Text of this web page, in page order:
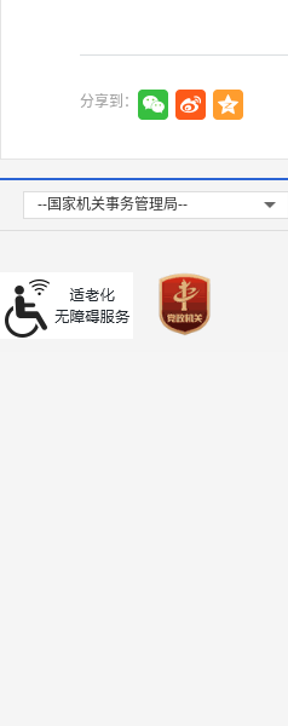
分享到：
--国家机关事务管理局--